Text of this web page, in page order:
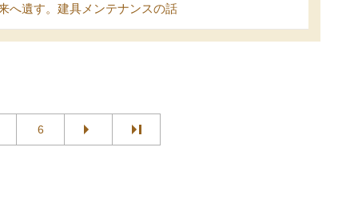
へ遺す。建具メンテナンスの話
6